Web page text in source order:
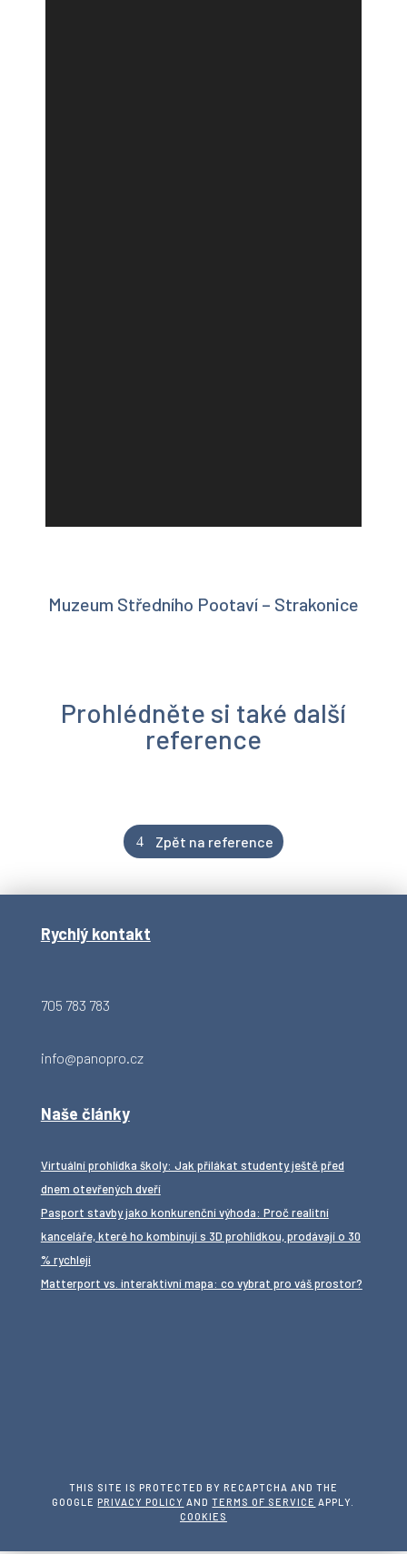
Muzeum Středního Pootaví – Strakonice
Prohlédněte si také další
reference
Zpět na reference
Rychlý kontakt
705 783 783
info@panopro.cz
Naše články
Virtuální prohlídka školy: Jak přilákat studenty ještě před
dnem otevřených dveří
Pasport stavby jako konkurenční výhoda: Proč realitní
kanceláře, které ho kombinují s 3D prohlídkou, prodávají o 30
% rychleji
Matterport vs. interaktivní mapa: co vybrat pro váš prostor?
THIS SITE IS PROTECTED BY RECAPTCHA AND THE
GOOGLE PRIVACY POLICY ANDTERMS OF SERVICE APPLY.
COOKIES